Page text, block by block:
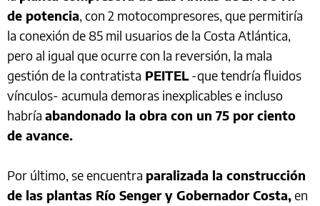
de potencia, con 2 motocompresores, que permitiría
la conexión de 85 mil usuarios de la Costa Atlántica,
pero al igual que ocurre con la reversión, la mala
gestión de la contratista PEITEL-que tendría fluidos
vínculos- acumula demoras inexplicables e incluso
habría abandonado la obra con un 75 por ciento
de avance.
Por último, se encuentra paralizada la construcción
de las plantas Río Senger y Gobernador Costa,en